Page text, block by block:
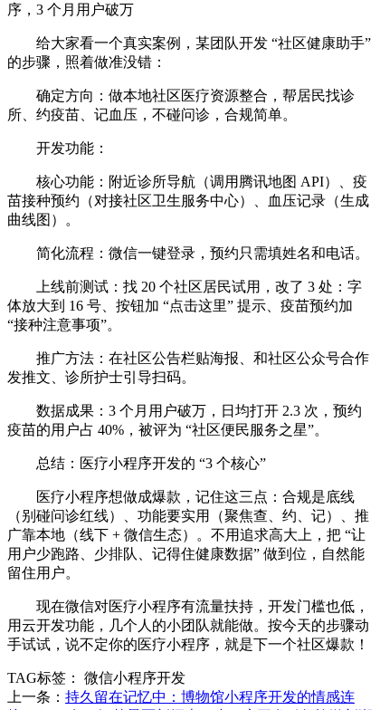
序，3 个月用户破万
给大家看一个真实案例，某团队开发 “社区健康助手”
的步骤，照着做准没错：
确定方向：做本地社区医疗资源整合，帮居民找诊
所、约疫苗、记血压，不碰问诊，合规简单。
开发功能：
核心功能：附近诊所导航（调用腾讯地图 API）、疫
苗接种预约（对接社区卫生服务中心）、血压记录（生成
曲线图）。
简化流程：微信一键登录，预约只需填姓名和电话。
上线前测试：找 20 个社区居民试用，改了 3 处：字
体放大到 16 号、按钮加 “点击这里” 提示、疫苗预约加
“接种注意事项”。
推广方法：在社区公告栏贴海报、和社区公众号合作
发推文、诊所护士引导扫码。
数据成果：3 个月用户破万，日均打开 2.3 次，预约
疫苗的用户占 40%，被评为 “社区便民服务之星”。
总结：医疗小程序开发的 “3 个核心”
医疗小程序想做成爆款，记住这三点：合规是底线
（别碰问诊红线）、功能要实用（聚焦查、约、记）、推
广靠本地（线下 + 微信生态）。不用追求高大上，把 “让
用户少跑路、少排队、记得住健康数据” 做到位，自然能
留住用户。
现在微信对医疗小程序有流量扶持，开发门槛也低，
用云开发功能，几个人的小团队就能做。按今天的步骤动
手试试，说不定你的医疗小程序，就是下一个社区爆款！
TAG标签：
微信小程序开发
上一条： 持久留在记忆中：博物馆小程序开发的情感连